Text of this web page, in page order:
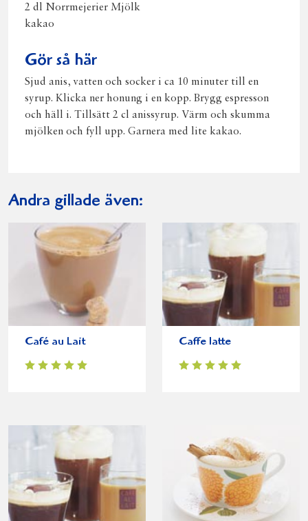
2 dl Norrmejerier Mjölk
kakao
Gör så här
Sjud anis, vatten och socker i ca 10 minuter till en
syrup. Klicka ner honung i en kopp. Brygg espresson
och häll i. Tillsätt 2 cl anissyrup. Värm och skumma
mjölken och fyll upp. Garnera med lite kakao.
Andra gillade även:
Café au Lait Caffe latte